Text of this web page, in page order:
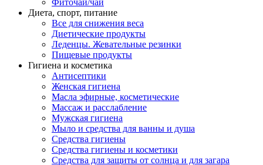
Фиточай/чай
Диета, спорт, питание
Все для снижения веса
Диетические продукты
Леденцы. Жевательные резинки
Пищевые продукты
Гигиена и косметика
Антисептики
Женская гигиена
Масла эфирные, косметические
Массаж и расслабление
Мужская гигиена
Мыло и средства для ванны и душа
Средства гигиены
Средства гигиены и косметики
Средства для защиты от солнца и для загара